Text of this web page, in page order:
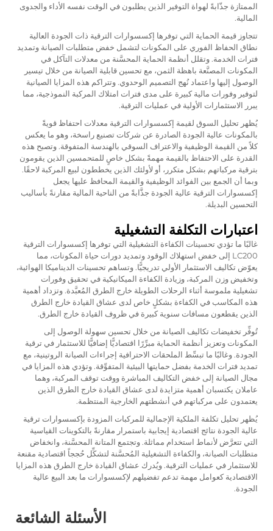
الممتازة جذّابةً لهواة التوفير الذين يطلبون في الوقت نفسه الأداء والجدوى
المالية.
تتجاوز قيمة الحماية التي توفرها إكسسوارات الترقية ذات الجودة العالية
نطاق الحفاظ الفوري على المكونات لتشمل خفض متطلبات الصيانة وتمديد
فترات الخدمة. وتقلل أنظمة الحماية المحسَّنة من معدلات التآكل في
المكونات المصنَّعة باهظة الثمن، مع تحسين قابلية الصيانة من خلال تيسير
الوصول إليها واعتماد نُهج التصميم الوحدوي. وتتراكم هذه المزايا الصيانية
لتوفير وفورات مالية كبيرة على مدى فترات امتلاك المركبة النموذجية، مما
يبرر الاستثمارات الأولية في عمليات الترقية.
يُظهر تحليل السوق لقيمة إكسسوارات الترقية معدلات احتفاظ قويةً
بالمكونات عالية الجودة الصادرة عن شركات تصنيع راسخة، وهو ما يعكس
كلاً من القيمة الوظيفية والاعتراف السوقي بالهندسة المتفوقة. وتصبح هذه
القدرة على الاحتفاظ بالقيمة مهمةً بشكل خاصٍ للمتحمسين الذين يقومون
بترقية مركباتهم بشكل متكرر، أو لأولئك الذين يخططون لبيع المركبة لاحقًا.
وبما أن الجمع بين الفوائد الوظيفية والقيمة المحافظ عليها يجعل
إكسسوارات الترقية عالية الجودة جذَّابةً من الناحية المالية مقارنةً بأساليب
التحسين البديلة.
اعتبارات التكلفة التشغيلية
غالبًا ما تؤدي تحسينات الكفاءة التشغيلية التي توفرها إكسسوارات الترقية
LC200 إلى خفض استهلاك الوقود وتمديد دورات حياة المكونات، مما
يعوّض تكاليف الاستثمار الأولي تدريجيًّا. وتساهم تحسينات الديناميكا الهوائية،
وتخفيض وزن المركبة، وزيادة الكفاءة الميكانيكية في تحقيق وفورات
تشغيلية ملموسة أثناء الرحلات الطويلة خارج الطرق المُعبَّدة. وتزداد أهمية
هذه المكاسب في الكفاءة بشكلٍ خاص لدى عشاق القيادة خارج الطرق
الذين يقطعون مسافات سنوية كبيرة في ظروف القيادة خارج الطرق.
تُوفِّر تخفيضات تكاليف الصيانة من خلال تحسين سهولة الوصول إلى
المكونات وتعزيز أنظمة الحماية مبرِّرًا اقتصاديًّا إضافيًّا للاستثمار في ترقية
الجودة. وغالبًا ما تبسِّط الملحقات الاحترافية إجراءات الصيانة الروتينية، مع
تمديد فترات الخدمة بفضل حمايتها البيئية المتفوِّقة. وتؤدي هذه المزايا في
مجال الصيانة إلى خفض التكاليف المباشرة ووقت توقف المركبة، وهما
عاملان يكتسبان أهمية متزايدة لدى عشاق القيادة خارج الطرق الذين
يعتمدون على مركباتهم في أنشطتهم الخارجية المنتظمة.
يُظهر تحليل تكلفة الملكية الإجمالية للمركبات المزودة بإكسسوارات ترقية
عالية الجودة نتائج اقتصادية إيجابية باستمرار مقارنةً بالتكوينات القياسية
التي تتعرَّض لأنماط استخدام مماثلة. وتجتمع المتانة المحسَّنة، وانخفاض
متطلبات الصيانة، والكفاءة التشغيلية المُحسَّنة لتشكِّل حُججاً اقتصادية مقنعة
للاستثمار في عمليات الترقية. ويُدرك عشاق القيادة خارج الطرق هذه المزايا
الاقتصادية كعوامل مهمة تدعم تفضيلهم لإكسسوارات ما بعد البيع عالية
الجودة.
الأسئلة الشائعة